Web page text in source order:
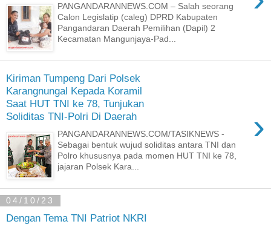
PANGANDARANNEWS.COM – Salah seorang
Calon Legislatip (caleg) DPRD Kabupaten
Pangandaran Daerah Pemilihan (Dapil) 2
Kecamatan Mangunjaya-Pad...
Kiriman Tumpeng Dari Polsek
Karangnungal Kepada Koramil
Saat HUT TNI ke 78, Tunjukan
Soliditas TNI-Polri Di Daerah
›
PANGANDARANNEWS.COM/TASIKNEWS -
Sebagai bentuk wujud soliditas antara TNI dan
Polro khususnya pada momen HUT TNI ke 78,
jajaran Polsek Kara...
04/10/23
Dengan Tema TNI Patriot NKRI